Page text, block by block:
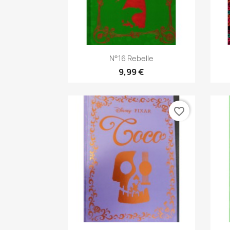
Aperçu rapide
N°16 Rebelle
9,99 €
favorite_border